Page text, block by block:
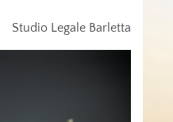
Studio Legale Barletta